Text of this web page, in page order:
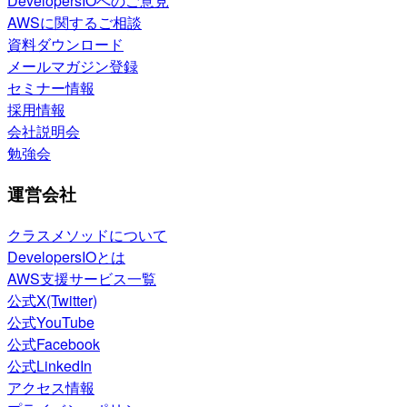
AWSに関するご相談
資料ダウンロード
メールマガジン登録
セミナー情報
採用情報
会社説明会
勉強会
運営会社
クラスメソッドについて
DevelopersIOとは
AWS支援サービス一覧
公式X(Twitter)
公式YouTube
公式Facebook
公式LinkedIn
アクセス情報